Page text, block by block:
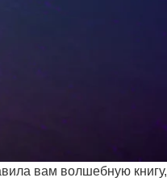
вам волшебную книгу,